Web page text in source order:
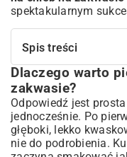
spektakularnym
Spis treści
Dlaczego warto piec
Co to jest zakwas i jak
Przygotowanie
Pierwszy Krok do
Jak założyć własny
Pielęgnacja i
Dlaczego warto
zakwasie?
Odpowiedź jest prosta
jednocześnie. Po
głęboki, lekko
nie do podrobienia.